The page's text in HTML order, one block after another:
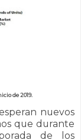
de 2019.
nuevos
que durante
de los